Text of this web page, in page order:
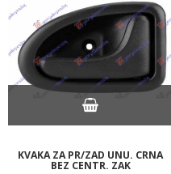
KVAKA ZA PR/ZAD UNU. CRNA
BEZ CENTR. ZAK